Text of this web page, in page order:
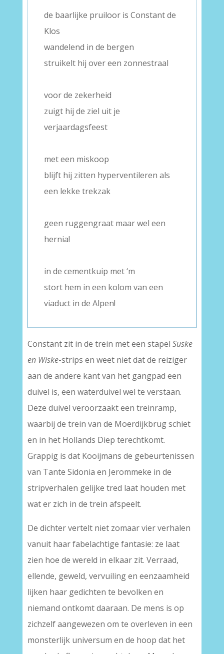
de baarlijke pruiloor is Constant de
Klos
wandelend in de bergen
struikelt hij over een zonnestraal
voor de zekerheid
zuigt hij de ziel uit je
verjaardagsfeest
met een miskoop
blijft hij zitten hyperventileren als
een lekke trekzak
geen ruggengraat maar wel een
hernia!
in de cementkuip met ‘m
stort hem in een kolom van een
viaduct in de Alpen!
Constant zit in de trein met een stapel Suske
en Wiske-strips en weet niet dat de reiziger
aan de andere kant van het gangpad een
duivel is, een waterduivel wel te verstaan.
Deze duivel veroorzaakt een treinramp,
waarbij de trein van de Moerdijkbrug schiet
en in het Hollands Diep terechtkomt.
Grappig is dat Kooijmans de gebeurtenissen
van Tante Sidonia en Jerommeke in de
stripverhalen gelijke tred laat houden met
wat er zich in de trein afspeelt.
De dichter vertelt niet zomaar vier verhalen
vanuit haar fabelachtige fantasie: ze laat
zien hoe de wereld in elkaar zit. Verraad,
ellende, geweld, vervuiling en eenzaamheid
lijken haar gedichten te bevolken en
niemand ontkomt daaraan. De mens is op
zichzelf aangewezen om te overleven in een
monsterlijk universum en de hoop dat het